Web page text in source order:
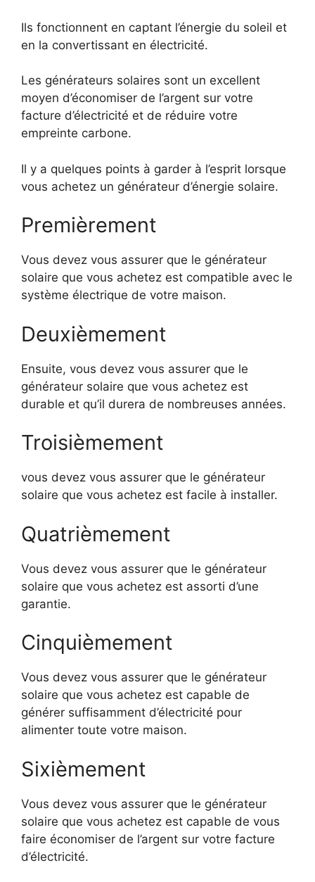
Ils fonctionnent en captant l’énergie du soleil et
en la convertissant en électricité.
Les générateurs solaires sont un excellent
moyen d’économiser de l’argent sur votre
facture d’électricité et de réduire votre
empreinte carbone.
Il y a quelques points à garder à l’esprit lorsque
vous achetez un générateur d’énergie solaire.
Premièrement
Vous devez vous assurer que le générateur
solaire que vous achetez est compatible avec le
système électrique de votre maison.
Deuxièmement
Ensuite, vous devez vous assurer que le
générateur solaire que vous achetez est
durable et qu’il durera de nombreuses années.
Troisièmement
vous devez vous assurer que le générateur
solaire que vous achetez est facile à installer.
Quatrièmement
Vous devez vous assurer que le générateur
solaire que vous achetez est assorti d’une
garantie.
Cinquièmement
Vous devez vous assurer que le générateur
solaire que vous achetez est capable de
générer suffisamment d’électricité pour
alimenter toute votre maison.
Sixièmement
Vous devez vous assurer que le générateur
solaire que vous achetez est capable de vous
faire économiser de l’argent sur votre facture
d’électricité.